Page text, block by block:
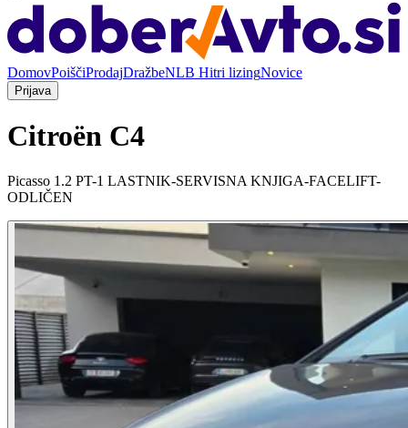
DomovPoiščiProdajDražbeNLB Hitri lizingNovice
Prijava
Citroën C4
Picasso 1.2 PT-1 LASTNIK-SERVISNA KNJIGA-FACELIFT-
ODLIČEN